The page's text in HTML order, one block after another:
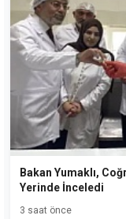
Bakan Yumaklı,
Yerinde İnceledi
3 saat önce